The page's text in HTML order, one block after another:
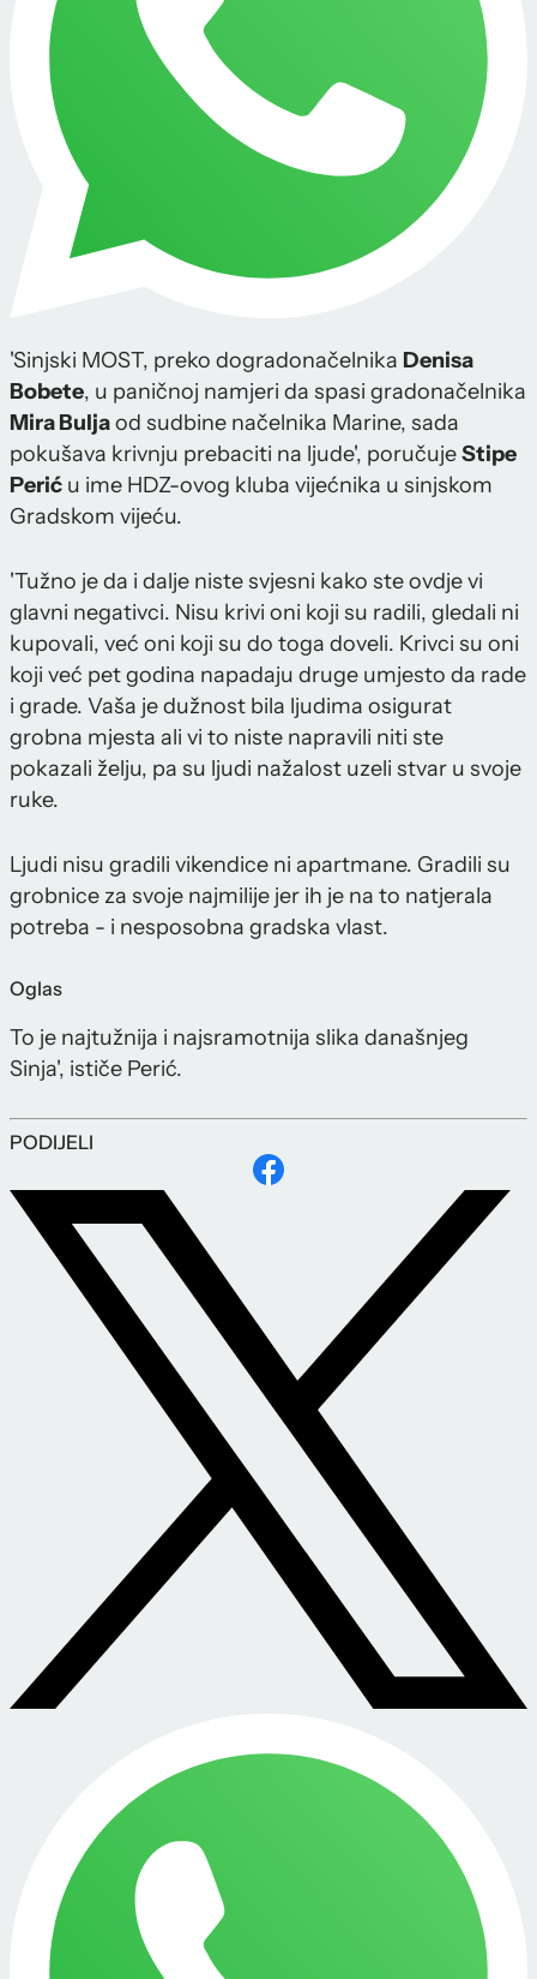
'Sinjski MOST, preko dogradonačelnika Denisa
Bobete, u paničnoj namjeri da spasi gradonačelnika
Mira Buljaod sudbine načelnika Marine, sada
pokušava krivnju prebaciti na ljude', poručujeStipe
Perić u ime HDZ-ovog kluba vijećnika u sinjskom
Gradskom vijeću.
'Tužno je da i dalje niste svjesni kako ste ovdje vi
glavni negativci. Nisu krivi oni koji su radili, gledali ni
kupovali, već oni koji su do toga doveli. Krivci su oni
koji već pet godina napadaju druge umjesto da rade
i grade. Vaša je dužnost bila ljudima osigurat
grobna mjesta ali vi to niste napravili niti ste
pokazali želju, pa su ljudi nažalost uzeli stvar u svoje
ruke.
Ljudi nisu gradili vikendice ni apartmane. Gradili su
grobnice za svoje najmilije jer ih je na to natjerala
potreba - i nesposobna gradska vlast.
Oglas
To je najtužnija i najsramotnija slika današnjeg
Sinja', ističe Perić.
PODIJELI